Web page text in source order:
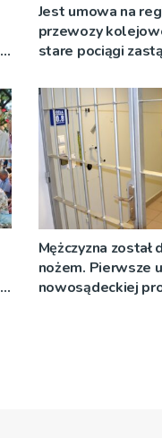
Jest umowa na
przewozy
stare pociągi
Mężczyzna został
nożem. Pierwsze
nowosądeckiej